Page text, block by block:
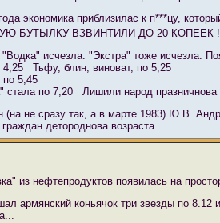
экономика приблизилас к п***цу,
БУТЫЛКУ ВЗВИНТИЛИ ДО 20 КОПЕЕК
исчезла. "Экстра" тоже исчезла.
4,25 Тьфу, блин, виноват, по 5,25
5,45
стала по 7,20 Лишили народ празничнова
(на не сразу так, а в марте 1983) Ю.В.
детороднова возраста.
из нефтепродуктов появилась на
армянский коньячок три звезды по 8.12